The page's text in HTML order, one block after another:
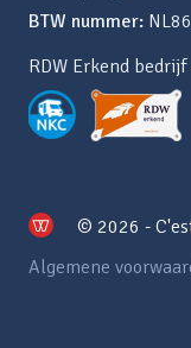
BTW nummer:
RDW Erkend
© 2026 -
Algemene